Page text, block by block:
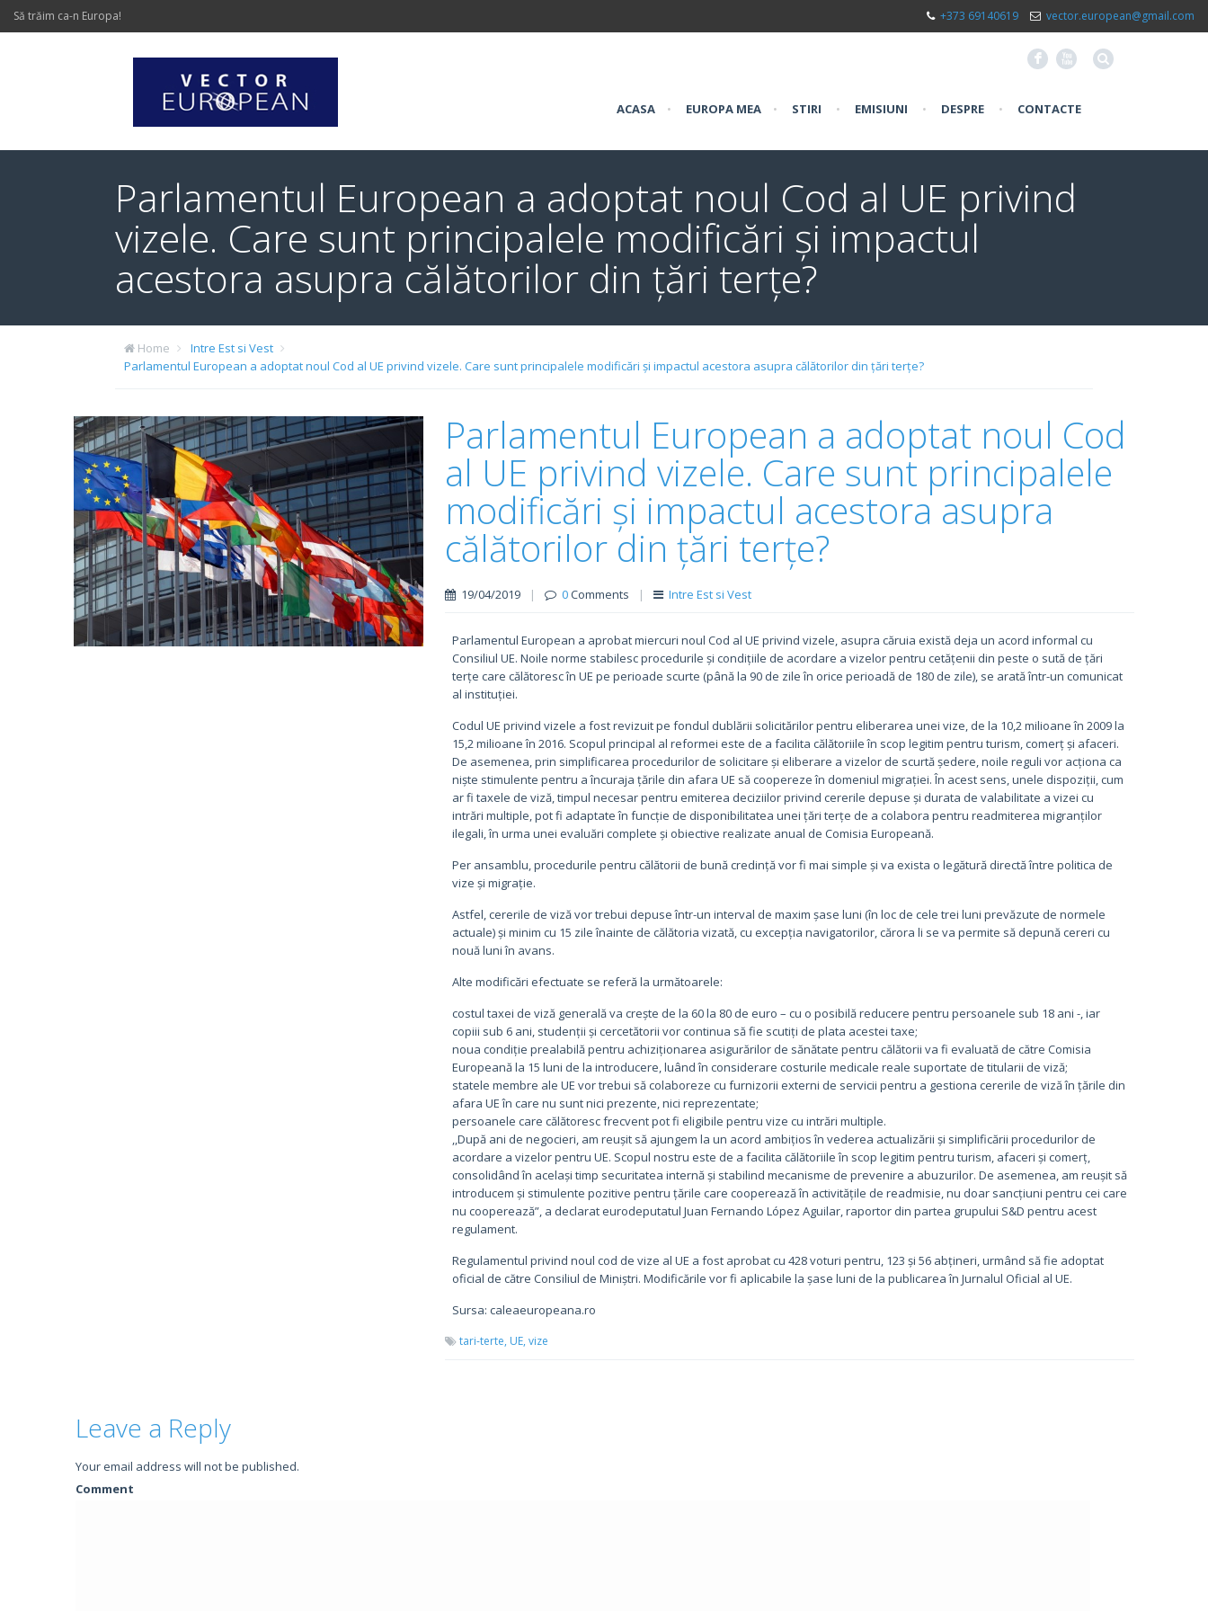
Să trăim ca-n Europa! +373 69140619 vector.european@gmail.com
F X
ACASA • EUROPA MEA • STIRI • EMISIUNI • DESPRE • CONTACTE
Parlamentul European a adoptat noul Cod al UE privind
vizele. Care sunt principalele modificări și impactul
acestora asupra călătorilor din țări terțe?
Home
Intre Est si Vest
Parlamentul European a adoptat noul Cod al UE privind vizele. Care sunt principalele modificări și impactul acestora asupra călătorilor din țări terțe?
Parlamentul European a adoptat noul Cod
al UE privind vizele. Care sunt principalele
modificări și impactul acestora asupra
călătorilor din țări terțe?
19/04/2019 | 0Comments | Intre Est si Vest
Parlamentul European a aprobat miercuri noul Cod al UE privind vizele, asupra căruia există deja un acord informal cu
Consiliul UE. Noile norme stabilesc procedurile și condițiile de acordare a vizelor pentru cetățenii din peste o sută de țări
terțe care călătoresc în UE pe perioade scurte (până la 90 de zile în orice perioadă de 180 de zile), se arată într-un comunicat
al instituției.
Codul UE privind vizele a fost revizuit pe fondul dublării solicitărilor pentru eliberarea unei vize, de la 10,2 milioane în 2009 la
15,2 milioane în 2016. Scopul principal al reformei este de a facilita călătoriile în scop legitim pentru turism, comerț și afaceri.
De asemenea, prin simplificarea procedurilor de solicitare și eliberare a vizelor de scurtă ședere, noile reguli vor acționa ca
niște stimulente pentru a încuraja țările din afara UE să coopereze în domeniul migrației. În acest sens, unele dispoziții, cum
ar fi taxele de viză, timpul necesar pentru emiterea deciziilor privind cererile depuse și durata de valabilitate a vizei cu
intrări multiple, pot fi adaptate în funcție de disponibilitatea unei țări terțe de a colabora pentru readmiterea migranților
ilegali, în urma unei evaluări complete și obiective realizate anual de Comisia Europeană.
Per ansamblu, procedurile pentru călătorii de bună credință vor fi mai simple și va exista o legătură directă între politica de
vize și migrație.
Astfel, cererile de viză vor trebui depuse într-un interval de maxim șase luni (în loc de cele trei luni prevăzute de normele
actuale) și minim cu 15 zile înainte de călătoria vizată, cu excepția navigatorilor, cărora li se va permite să depună cereri cu
nouă luni în avans.
Alte modificări efectuate se referă la următoarele:
costul taxei de viză generală va crește de la 60 la 80 de euro – cu o posibilă reducere pentru persoanele sub 18 ani -, iar
copiii sub 6 ani, studenții și cercetătorii vor continua să fie scutiți de plata acestei taxe;
noua condiție prealabilă pentru achiziționarea asigurărilor de sănătate pentru călătorii va fi evaluată de către Comisia
Europeană la 15 luni de la introducere, luând în considerare costurile medicale reale suportate de titularii de viză;
statele membre ale UE vor trebui să colaboreze cu furnizorii externi de servicii pentru a gestiona cererile de viză în țările din
afara UE în care nu sunt nici prezente, nici reprezentate;
persoanele care călătoresc frecvent pot fi eligibile pentru vize cu intrări multiple.
,,După ani de negocieri, am reușit să ajungem la un acord ambițios în vederea actualizării și simplificării procedurilor de
acordare a vizelor pentru UE. Scopul nostru este de a facilita călătoriile în scop legitim pentru turism, afaceri și comerț,
consolidând în același timp securitatea internă și stabilind mecanisme de prevenire a abuzurilor. De asemenea, am reușit să
introducem și stimulente pozitive pentru țările care cooperează în activitățile de readmisie, nu doar sancțiuni pentru cei care
nu cooperează”, a declarat eurodeputatul Juan Fernando López Aguilar, raportor din partea grupului S&D pentru acest
regulament.
Regulamentul privind noul cod de vize al UE a fost aprobat cu 428 voturi pentru, 123 și 56 abțineri, urmând să fie adoptat
oficial de către Consiliul de Miniștri. Modificările vor fi aplicabile la șase luni de la publicarea în Jurnalul Oficial al UE.
Sursa: caleaeuropeana.ro
tari-terte, UE, vize
Leave a Reply
Your email address will not be published.
Comment